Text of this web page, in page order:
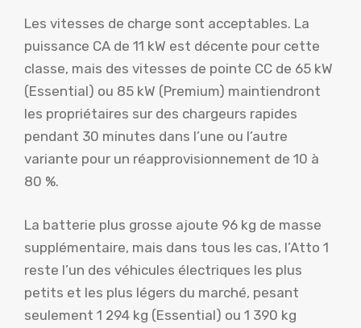
Les vitesses de charge sont acceptables. La
puissance CA de 11 kW est décente pour cette
classe, mais des vitesses de pointe CC de 65 kW
(Essential) ou 85 kW (Premium) maintiendront
les propriétaires sur des chargeurs rapides
pendant 30 minutes dans l’une ou l’autre
variante pour un réapprovisionnement de 10 à
80 %.
La batterie plus grosse ajoute 96 kg de masse
supplémentaire, mais dans tous les cas, l’Atto 1
reste l’un des véhicules électriques les plus
petits et les plus légers du marché, pesant
seulement 1 294 kg (Essential) ou 1 390 kg